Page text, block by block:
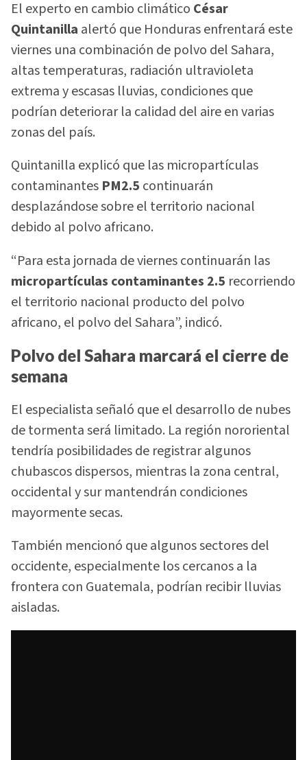
El experto en cambio climático César
Quintanilla alertó que Honduras enfrentará este
viernes una combinación de polvo del Sahara,
altas temperaturas, radiación ultravioleta
extrema y escasas lluvias, condiciones que
podrían deteriorar la calidad del aire en varias
zonas del país.
Quintanilla explicó que las micropartículas
contaminantes PM2.5 continuarán
desplazándose sobre el territorio nacional
debido al polvo africano.
“Para esta jornada de viernes continuarán las
micropartículas contaminantes 2.5 recorriendo
el territorio nacional producto del polvo
africano, el polvo del Sahara”, indicó.
Polvo del Sahara marcará el cierre de
semana
El especialista señaló que el desarrollo de nubes
de tormenta será limitado. La región nororiental
tendría posibilidades de registrar algunos
chubascos dispersos, mientras la zona central,
occidental y sur mantendrán condiciones
mayormente secas.
También mencionó que algunos sectores del
occidente, especialmente los cercanos a la
frontera con Guatemala, podrían recibir lluvias
aisladas.